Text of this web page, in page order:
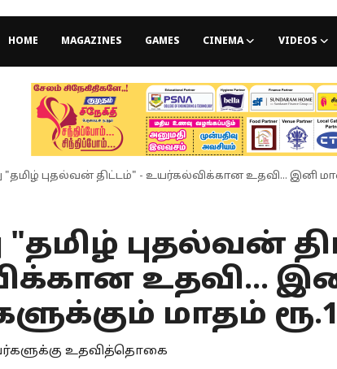
HOME MAGAZINES GAMES CINEMA VIDEOS
"தமிழ் புதல்வன் திட்டம்" - உயர்கல்விக்கான உதவி... இனி
"தமிழ் புதல்வன்
உதவி...
மாதம்
உதவித்தொகை